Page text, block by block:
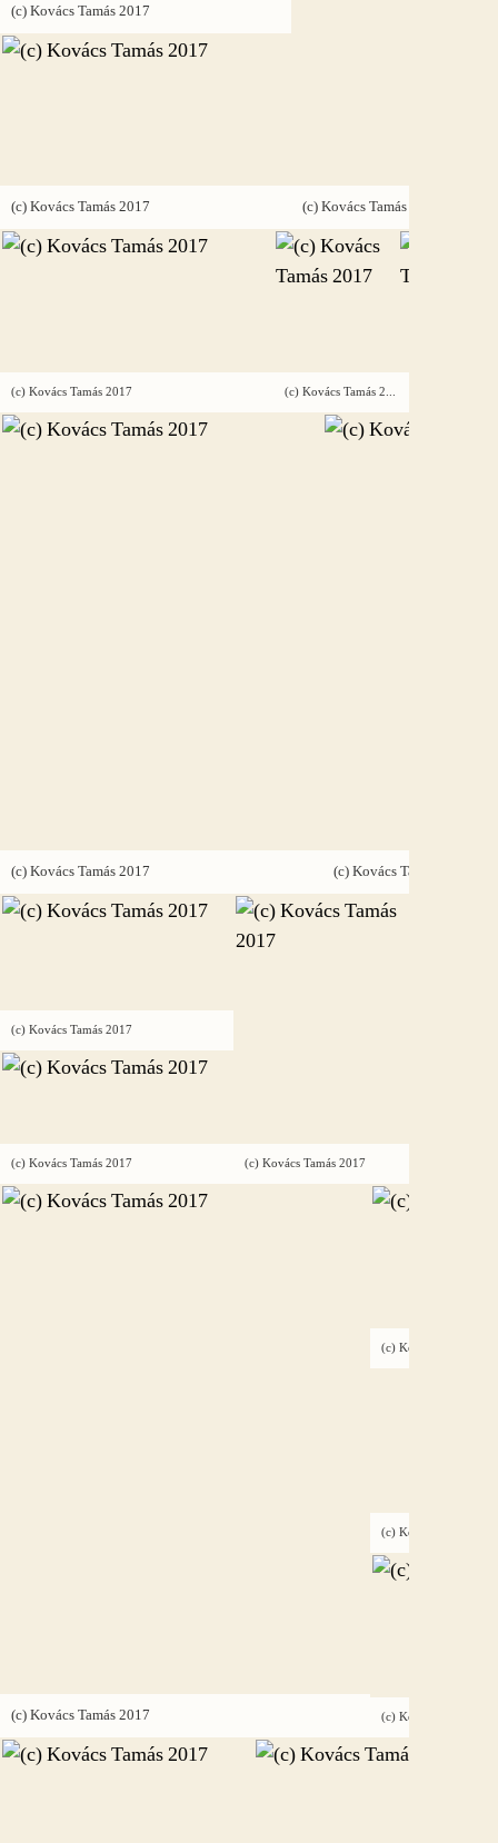
(c) Kovács Tamás 2017
(c) Kovács Tamás 2017 (c) Kovács Tamás 2017
(c) Kovács Tamás 2017
(c) Kovács Tamás 2017 (c) Kovács Tamás 2017
(c) Kovács Tamás 2017
(c) Kovács Tamás 2017 (c) Kovács Tamás 2017
(c) Kovács Tamás 2017
(c) Kovács Tamás
(c) Kovács Tamás
(c) Kovács Tamás